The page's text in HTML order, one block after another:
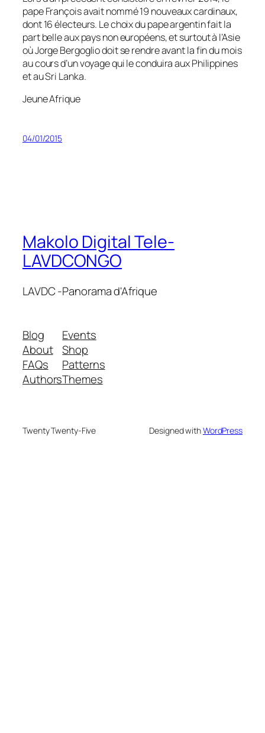
pape François avait nommé 19 nouveaux cardinaux,
dont 16 électeurs. Le choix du pape argentin fait la
part belle aux pays non européens, et surtout à l’Asie
où Jorge Bergoglio doit se rendre avant la fin du mois
au cours d’un voyage qui le conduira aux Philippines
et au Sri Lanka.
Jeune Afrique
04/01/2015
Makolo Digital Tele-
LAVDCONGO
LAVDC -Panorama d'Afrique
Blog
About
FAQs
Authors
Events
Shop
Patterns
Themes
Twenty Twenty-Five Designed withWordPress